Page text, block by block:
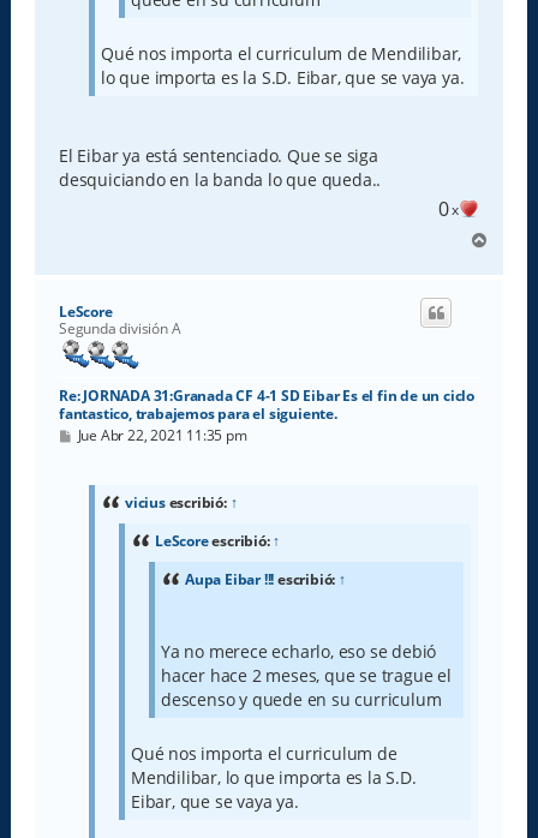
Qué nos importa el curriculum de Mendilibar,
lo que importa es la S.D. Eibar, que se vaya ya.
El Eibar ya está sentenciado. Que se siga
desquiciando en la banda lo que queda..
0x
r
LeScore
Segunda división A
Re: JORNADA 31:Granada CF 4-1 SD Eibar Es el fin de un ciclo
fantastico, trabajemos para el siguiente.
M
Jue Abr 22, 2021 11:35 pm
viciusescribió: ↑
LeScoreescribió:↑
Aupa Eibar !!!escribió: ↑
Ya no merece echarlo, eso se debió
hacer hace 2 meses, que se trague el
descenso y quede en su curriculum
Qué nos importa el curriculum de
Mendilibar, lo que importa es la S.D.
Eibar, que se vaya ya.